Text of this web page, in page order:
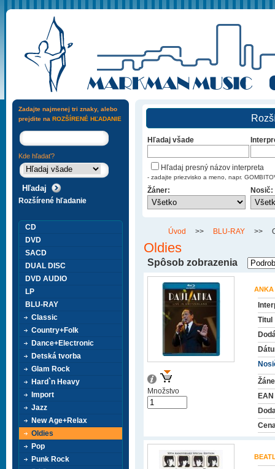
Hľadaj všade
Hľadaj presný názov interpreta
- zadajte priezvisko a meno, napr.
Žáner: Nosič:
Úvod >> BLU-RAY >>
Oldies
Spôsob zobrazenia
ANKA
Titul
EAN
Množstvo
Zadajte najmenej tri znaky, alebo
prejdite na ROZŠÍRENÉ HĽADANIE
Kde hľadať?
Rozšírené hľadanie
CD
DVD
SACD
DUAL DISC
DVD AUDIO
LP
BLU-RAY
Classic
Country+Folk
Dance+Electronic
Detská tvorba
Glam Rock
Hard`n Heavy
Import
Jazz
New Age+Relax
Oldies
Pop
Punk Rock